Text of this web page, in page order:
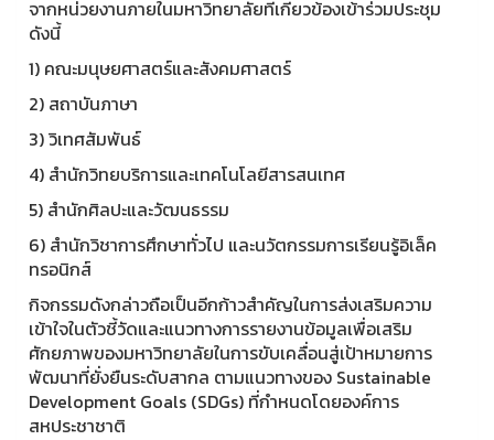
จากหน่วยงานภายในมหาวิทยาลัยที่เกี่ยวข้องเข้าร่วมประชุม
ดังนี้
1) คณะมนุษยศาสตร์และสังคมศาสตร์
2) สถาบันภาษา
3) วิเทศสัมพันธ์
4) สำนักวิทยบริการและเทคโนโลยีสารสนเทศ
5) สำนักศิลปะและวัฒนธรรม
6) สำนักวิชาการศึกษาทั่วไป และนวัตกรรมการเรียนรู้อิเล็ค
ทรอนิกส์
กิจกรรมดังกล่าวถือเป็นอีกก้าวสำคัญในการส่งเสริมความ
เข้าใจในตัวชี้วัดและแนวทางการรายงานข้อมูลเพื่อเสริม
ศักยภาพของมหาวิทยาลัยในการขับเคลื่อนสู่เป้าหมายการ
พัฒนาที่ยั่งยืนระดับสากล ตามแนวทางของ Sustainable
Development Goals (SDGs) ที่กำหนดโดยองค์การ
สหประชาชาติ